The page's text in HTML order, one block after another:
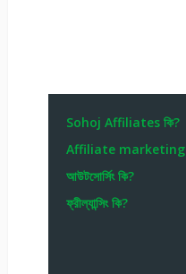
Sohoj Affiliates কি?
Affiliate marketing
আউটসোর্সিং কি?
ফ্রীল্যান্সিং কি?